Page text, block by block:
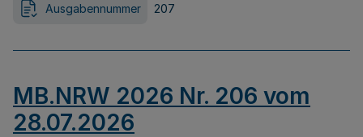
Ausgabennummer 207
MB.NRW 2026 Nr. 206 vom
28.07.2026